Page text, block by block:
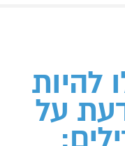
להיות
על